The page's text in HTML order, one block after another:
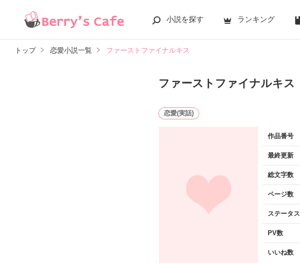
小説を探す ランキング
トップ 恋愛小説一覧 ファーストファイナルキス
ファーストファイナルキス
恋愛(実話)
作品番号
最終更新
総文字数
ページ数
ステータス
PV数
いいね数